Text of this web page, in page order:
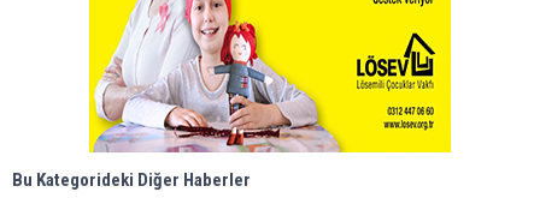
Bu Kategorideki Diğer Haberler